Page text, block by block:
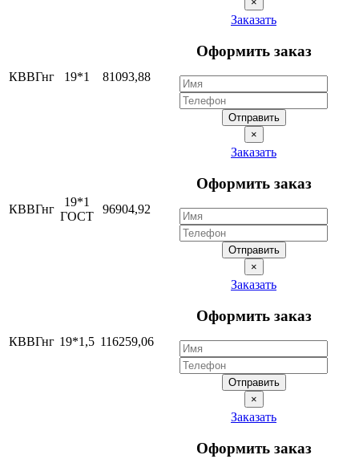
КВВГнг 19*1 81093,88
Заказать
Оформить заказ
Отправить
×
КВВГнг
19*1
ГОСТ
96904,92
Заказать
Оформить заказ
Отправить
×
КВВГнг 19*1,5 116259,06
Заказать
Оформить заказ
Отправить
×
Заказать
Оформить заказ